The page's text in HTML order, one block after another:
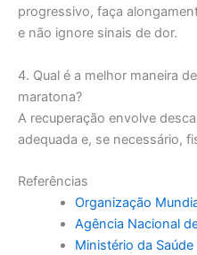
progressivo, faça
e não ignore sinais de dor.
4. Qual é a melhor maneira
maratona?
A recuperação envolve
adequada e, se necessário,
Referências
Organização
Agência Nacional
Ministério da Saúde